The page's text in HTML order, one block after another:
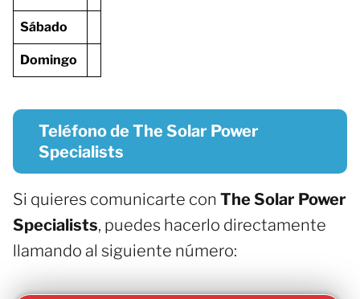
Sábado
Domingo
Teléfono de The Solar Power
Specialists
Si quieres comunicarte con The Solar Power
Specialists, puedes hacerlo directamente
llamando al siguiente número: